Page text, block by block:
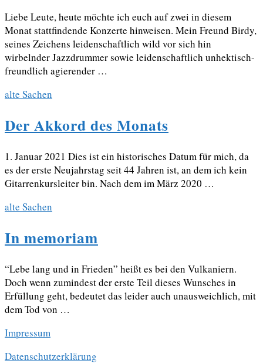
Liebe Leute, heute möchte ich euch auf zwei in diesem
Monat stattfindende Konzerte hinweisen. Mein Freund Birdy,
seines Zeichens leidenschaftlich wild vor sich hin
wirbelnder Jazzdrummer sowie leidenschaftlich unhektisch-
freundlich agierender …
alte Sachen
Der Akkord des Monats
1. Januar 2021 Dies ist ein historisches Datum für mich, da
es der erste Neujahrstag seit 44 Jahren ist, an dem ich kein
Gitarrenkursleiter bin. Nach dem im März 2020 …
alte Sachen
In memoriam
“Lebe lang und in Frieden” heißt es bei den Vulkaniern.
Doch wenn zumindest der erste Teil dieses Wunsches in
Erfüllung geht, bedeutet das leider auch unausweichlich, mit
dem Tod von …
Impressum
Datenschutzerklärung